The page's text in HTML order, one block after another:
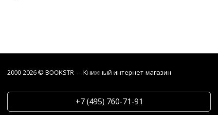
2000-2026 © BOOKSTR — Книжный интернет-магазин
+7 (495) 760-71-91